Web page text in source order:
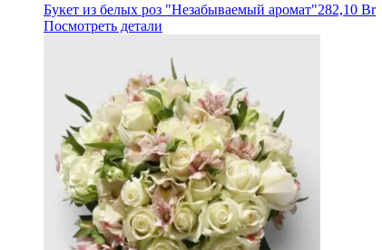
Букет из белых роз "Незабываемый аромат"282,10 Br
Посмотреть детали